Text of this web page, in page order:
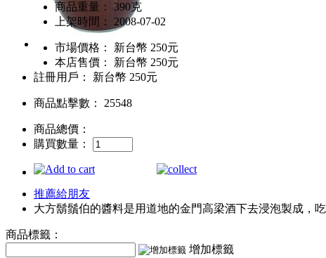
商品重量： 390克
上架時間： 2008-07-02
市場價格： 新台幣 250元
本店售價： 新台幣 250元
註冊用戶： 新台幣 250元
商品點擊數： 25548
商品總價：
購買數量：
推薦給朋友
大方鬍鬚伯的醬料是用道地的金門高梁酒下去浸泡製成，
商品標籤：
增加標籤